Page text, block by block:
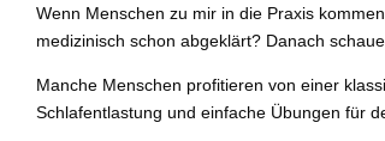
Wenn Menschen zu mir in die Praxis
medizinisch schon abgeklärt? Danach
Manche Menschen profitieren von einer
Schlafentlastung und einfache Übungen für